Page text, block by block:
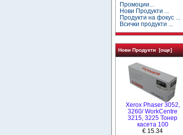
Промоции...
Нови Продукти ...
Продукти на фокус ...
Всички продукти ...
Нови Продукти [още]
Xerox Phaser 3052,
3260/ WorkCentre
3215, 3225 Тонер
касета 100
€ 15.34